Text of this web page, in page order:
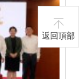
返回頂部